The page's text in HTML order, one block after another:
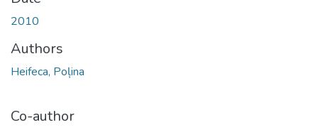
2010
Authors
Heifeca, Poļina
Co-author